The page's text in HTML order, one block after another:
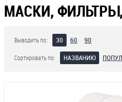
МАСКИ,
Выводить по: 30 60 90
Сортировать по: НАЗВАНИЮ